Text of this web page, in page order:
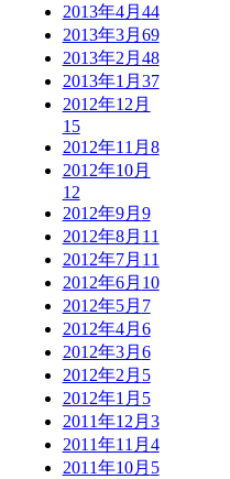
2013年4月 44
2013年3月 69
2013年2月 48
2013年1月 37
2012年12月
15
2012年11月 8
2012年10月
12
2012年9月 9
2012年8月 11
2012年7月 11
2012年6月 10
2012年5月 7
2012年4月 6
2012年3月 6
2012年2月 5
2012年1月 5
2011年12月 3
2011年11月 4
2011年10月 5